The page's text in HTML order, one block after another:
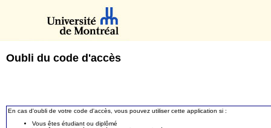
Oubli du code d'accès
En cas d'oubli de votre code d'accès, vous pouvez utiliser cette application si :
Vous êtes étudiant ou diplômé